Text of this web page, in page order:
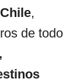
,
de todo